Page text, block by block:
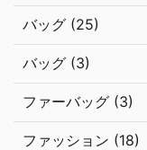
バッグ (25)
バッグ (3)
ファーバッグ (3)
ファッション (18)